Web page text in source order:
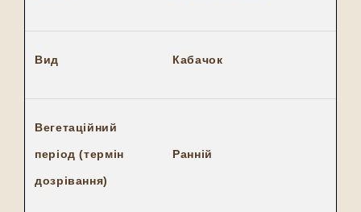
Вид Кабачок
Вегетаційний
період (термін
дозрівання)
Ранній